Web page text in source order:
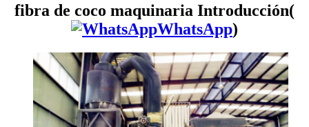
fibra de coco maquinaria Introducción(
WhatsApp)